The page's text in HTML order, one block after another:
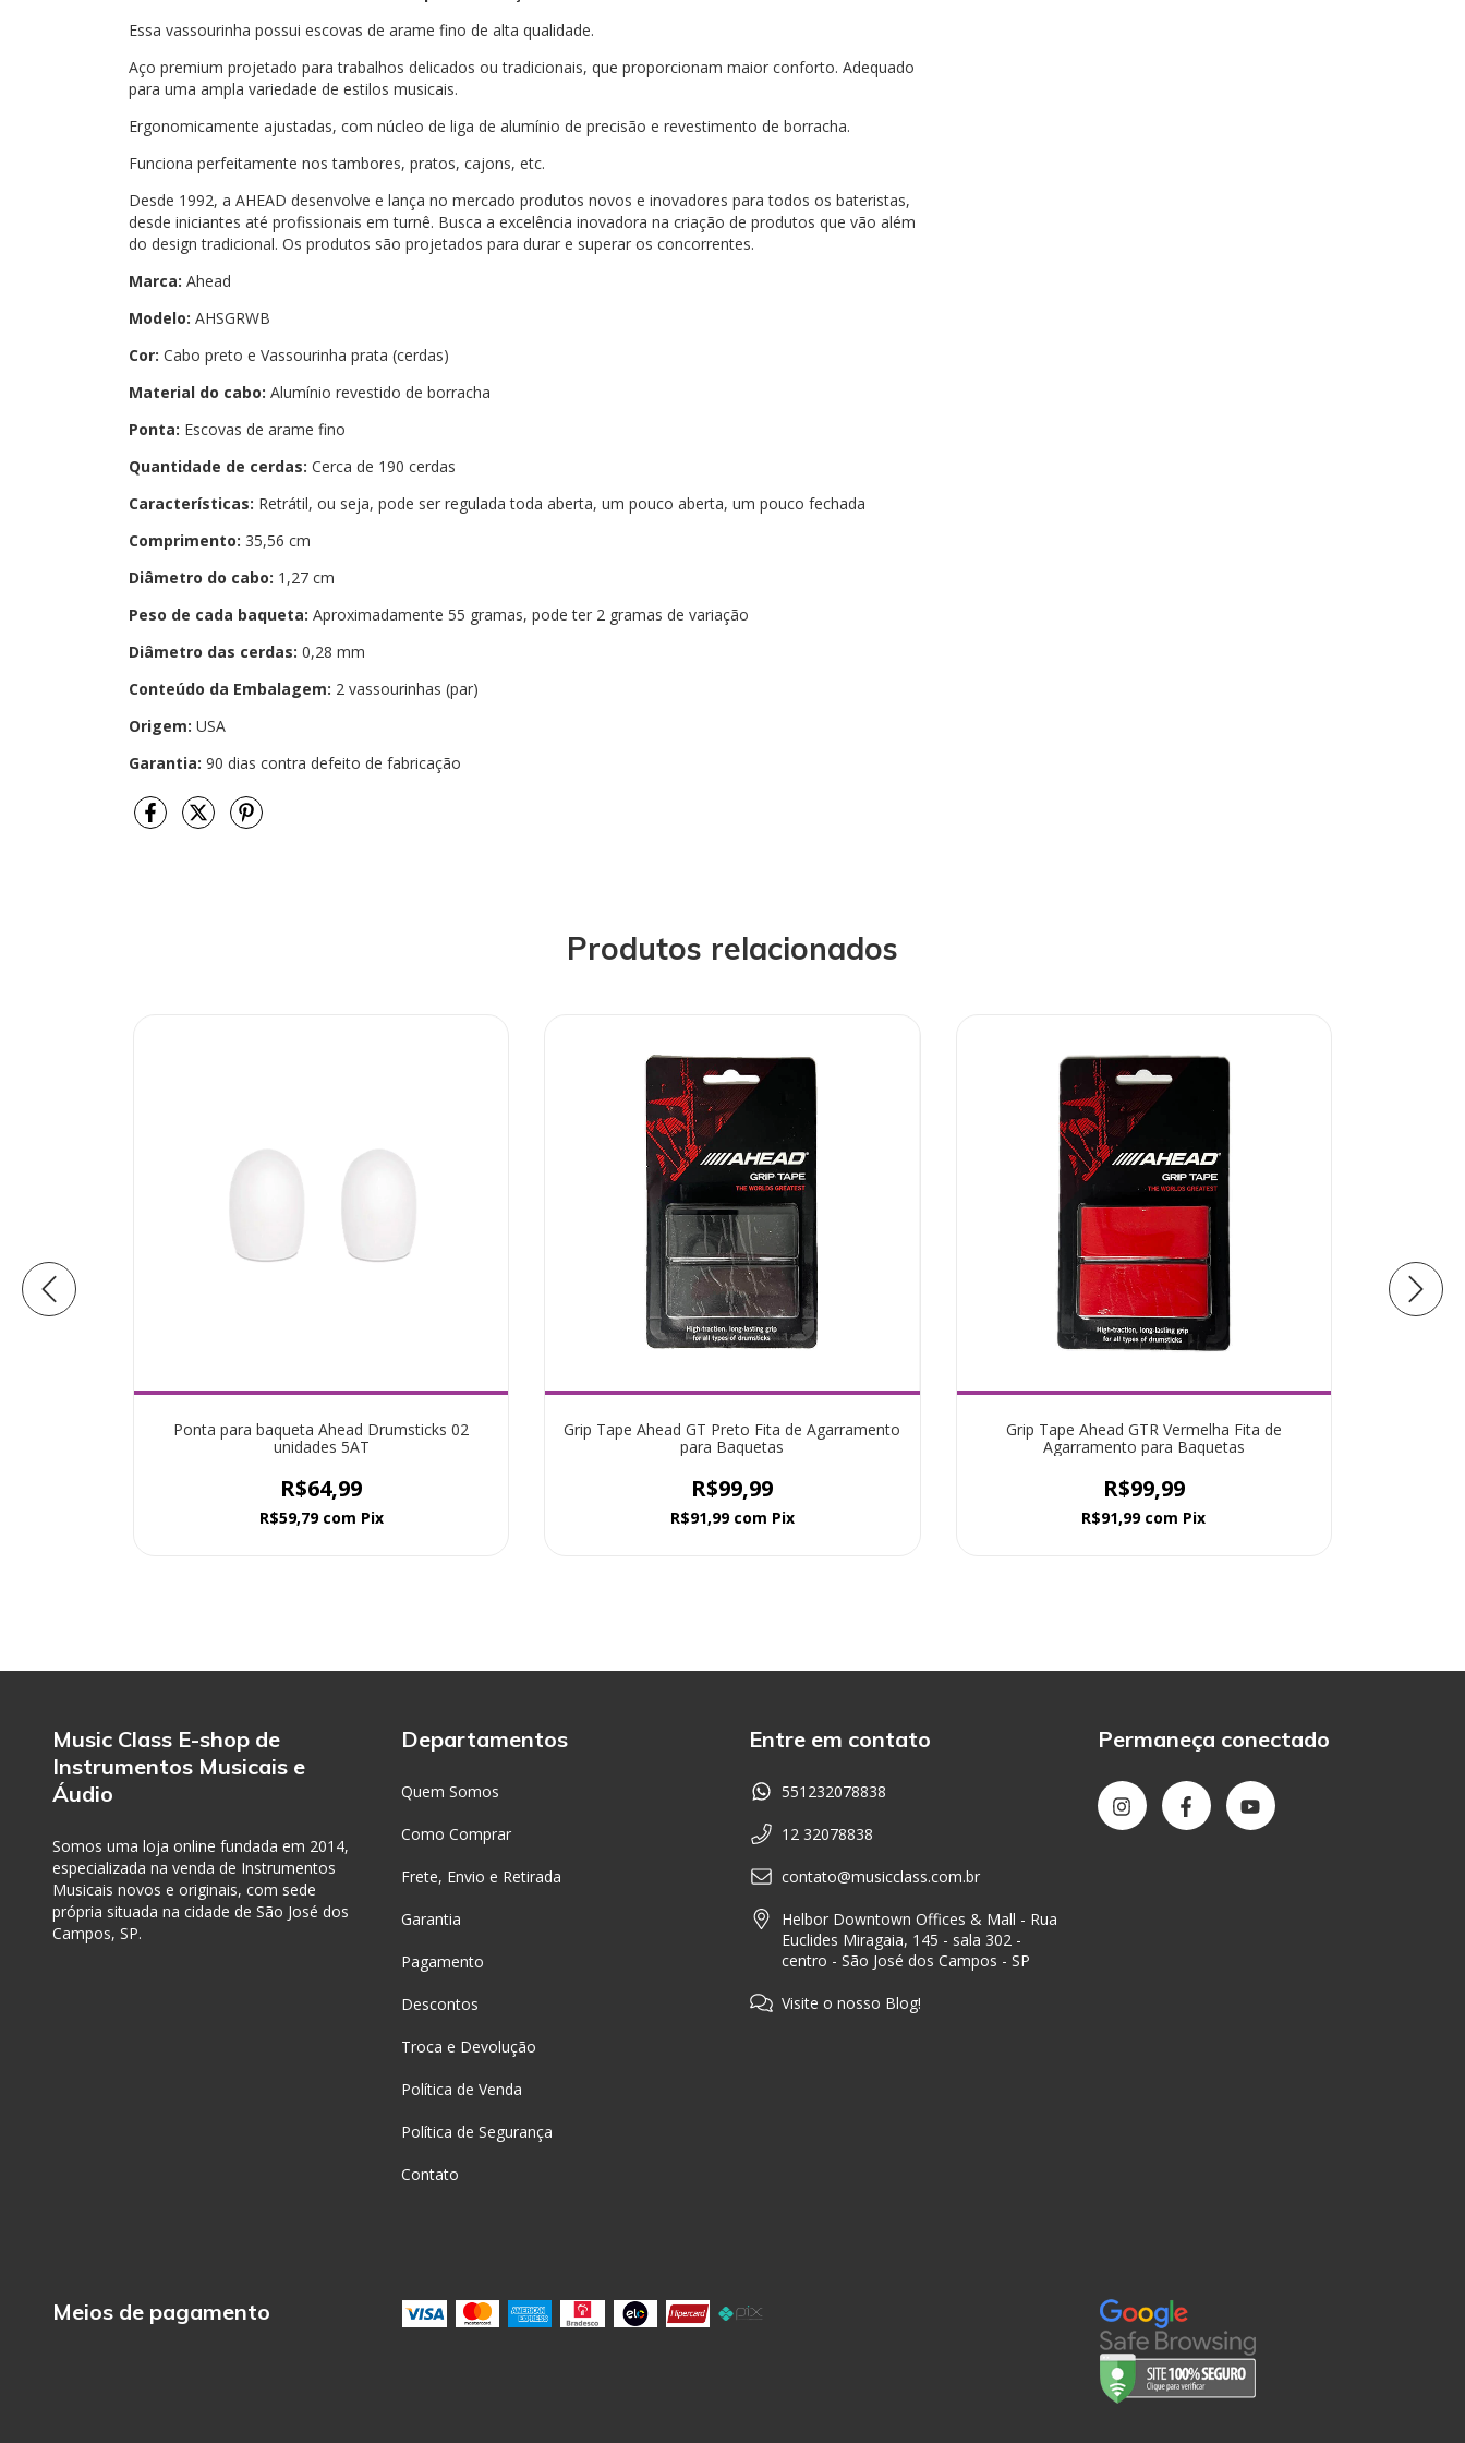
Essa vassourinha possui escovas de arame fino de alta qualidade.
Aço premium projetado para trabalhos delicados ou tradicionais, que proporcionam maior conforto. Adequado
para uma ampla variedade de estilos musicais.
Ergonomicamente ajustadas, com núcleo de liga de alumínio de precisão e revestimento de borracha.
Funciona perfeitamente nos tambores, pratos, cajons, etc.
Desde 1992, a AHEAD desenvolve e lança no mercado produtos novos e inovadores para todos os bateristas,
desde iniciantes até profissionais em turnê. Busca a excelência inovadora na criação de produtos que vão além
do design tradicional. Os produtos são projetados para durar e superar os concorrentes.
Marca: Ahead
Modelo: AHSGRWB
Cor: Cabo preto e Vassourinha prata (cerdas)
Material do cabo: Alumínio revestido de borracha
Ponta: Escovas de arame fino
Quantidade de cerdas: Cerca de 190 cerdas
Características: Retrátil, ou seja, pode ser regulada toda aberta, um pouco aberta, um pouco fechada
Comprimento: 35,56 cm
Diâmetro do cabo: 1,27 cm
Peso de cada baqueta: Aproximadamente 55 gramas, pode ter 2 gramas de variação
Diâmetro das cerdas: 0,28 mm
Conteúdo da Embalagem: 2 vassourinhas (par)
Origem: USA
Garantia: 90 dias contra defeito de fabricação
Produtos relacionados
Ponta para baqueta Ahead Drumsticks 02
unidades 5AT
R$64,99
R$59,79 com Pix
Grip Tape Ahead GT Preto Fita de Agarramento
para Baquetas
R$99,99
R$91,99 com Pix
Grip Tape Ahead GTR Vermelha Fita de
Agarramento para Baquetas
R$99,99
R$91,99 com Pix
Music Class E-shop de
Instrumentos Musicais e
Áudio
Somos uma loja online fundada em 2014,
especializada na venda de Instrumentos
Musicais novos e originais, com sede
própria situada na cidade de São José dos
Campos, SP.
Departamentos
Quem Somos
Como Comprar
Frete, Envio e Retirada
Garantia
Pagamento
Descontos
Troca e Devolução
Política de Venda
Política de Segurança
Contato
Entre em contato
551232078838
12 32078838
contato@musicclass.com.br
Helbor Downtown Offices & Mall - Rua
Euclides Miragaia, 145 - sala 302 -
centro - São José dos Campos - SP
Visite o nosso Blog!
Permaneça conectado
Meios de pagamento